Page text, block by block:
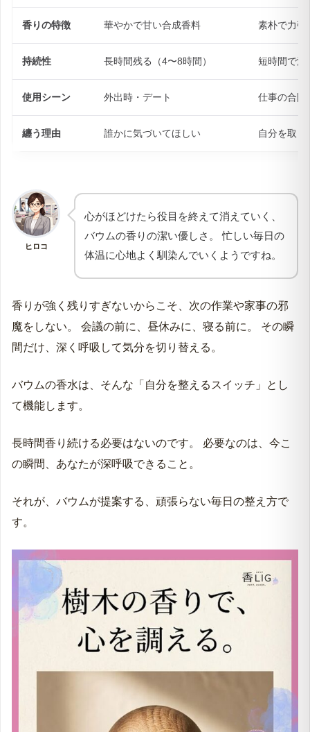
香りの特徴 華やかで甘い合成香料 素朴で力強
持続性 長時間残る（4〜8時間） 短時間で消
使用シーン 外出時・デート 仕事の合間
纏う理由 誰かに気づいてほしい 自分を取り
ヒロコ
心がほどけたら役目を終えて消えていく、
バウムの香りの潔い優しさ。 忙しい毎日の
体温に心地よく馴染んでいくようですね。
香りが強く残りすぎないからこそ、次の作業や家事の邪
魔をしない。 会議の前に、昼休みに、寝る前に。 その瞬
間だけ、深く呼吸して気分を切り替える。
バウムの香水は、そんな「自分を整えるスイッチ」とし
て機能します。
長時間香り続ける必要はないのです。 必要なのは、今こ
の瞬間、あなたが深呼吸できること。
それが、バウムが提案する、頑張らない毎日の整え方で
す。